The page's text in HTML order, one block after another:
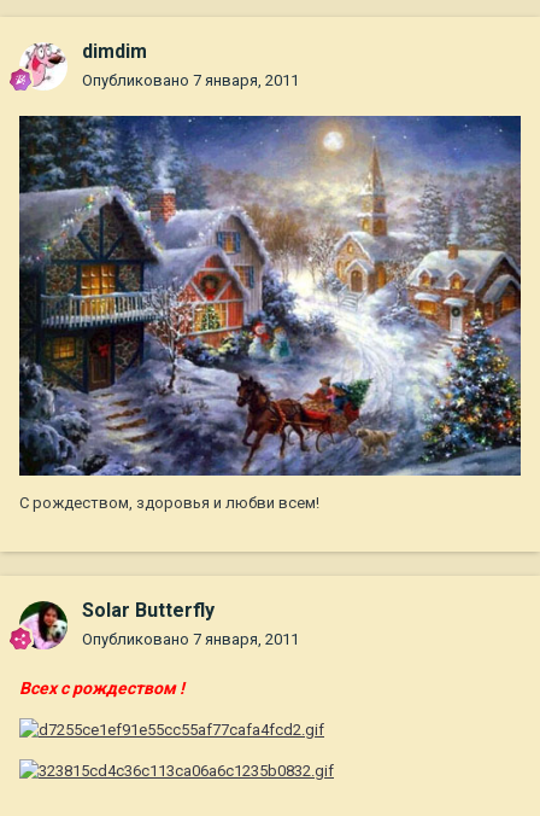
dimdim
Опубликовано 7 января, 2011
С рождеством, здоровья и любви всем!
Solar Butterfly
Опубликовано 7 января, 2011
Всех с рождеством !